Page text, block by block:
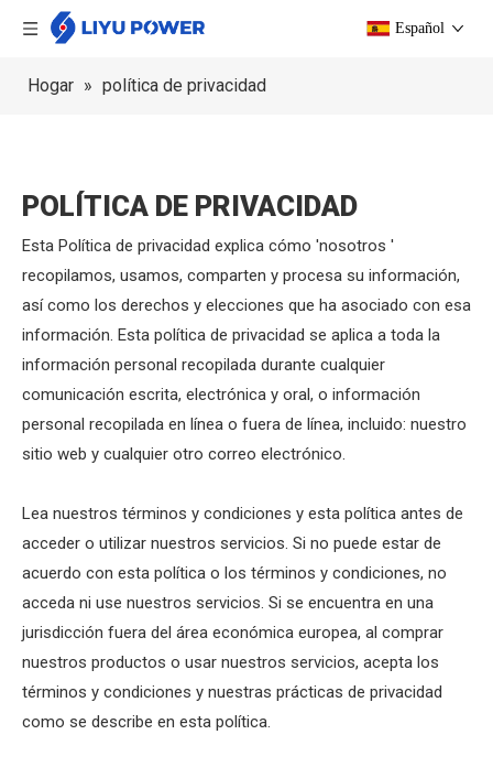
Español
Hogar » política de privacidad
POLÍTICA DE PRIVACIDAD
Esta Política de privacidad explica cómo 'nosotros '
recopilamos, usamos, comparten y procesa su información,
así como los derechos y elecciones que ha asociado con esa
información. Esta política de privacidad se aplica a toda la
información personal recopilada durante cualquier
comunicación escrita, electrónica y oral, o información
personal recopilada en línea o fuera de línea, incluido: nuestro
sitio web y cualquier otro correo electrónico.
Lea nuestros términos y condiciones y esta política antes de
acceder o utilizar nuestros servicios. Si no puede estar de
acuerdo con esta política o los términos y condiciones, no
acceda ni use nuestros servicios. Si se encuentra en una
jurisdicción fuera del área económica europea, al comprar
nuestros productos o usar nuestros servicios, acepta los
términos y condiciones y nuestras prácticas de privacidad
como se describe en esta política.